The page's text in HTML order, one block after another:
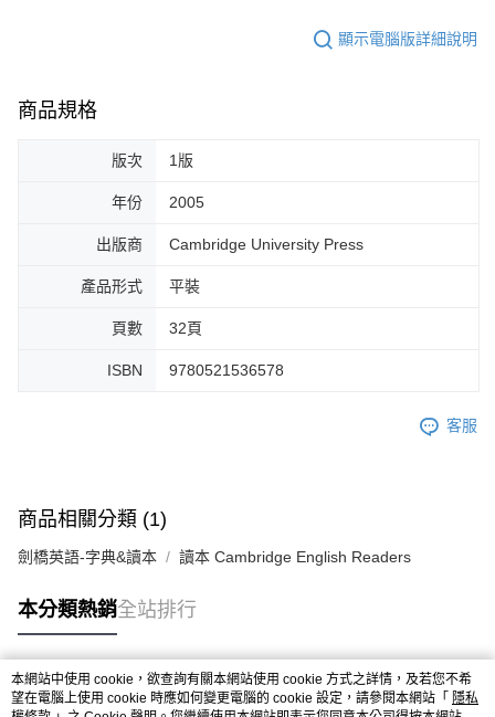
顯示電腦版詳細說明
商品規格
版次 1版
年份 2005
出版商 Cambridge University Press
產品形式 平裝
頁數 32頁
ISBN 9780521536578
客服
商品相關分類 (1)
劍橋英語-字典&讀本 讀本 Cambridge English Readers
本分類熱銷全站排行
熱門標籤
本網站中使用 cookie，欲查詢有關本網站使用 cookie 方式之詳情，及若您不希
望在電腦上使用 cookie 時應如何變更電腦的 cookie 設定，請參閱本網站「 隱私